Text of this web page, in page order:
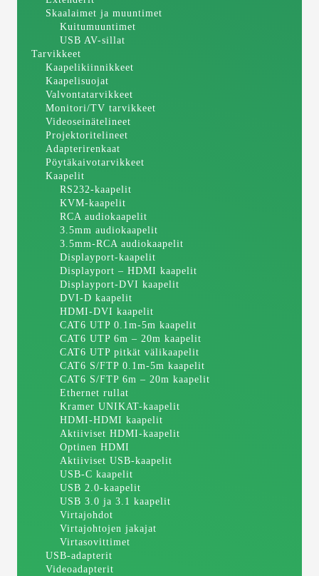
Skaalaimet ja muuntimet
Kuitumuuntimet
USB AV-sillat
Tarvikkeet
Kaapelikiinnikkeet
Kaapelisuojat
Valvontatarvikkeet
Monitori/TV tarvikkeet
Videoseinätelineet
Projektoritelineet
Adapterirenkaat
Pöytäkaivotarvikkeet
Kaapelit
RS232-kaapelit
KVM-kaapelit
RCA audiokaapelit
3.5mm audiokaapelit
3.5mm-RCA audiokaapelit
Displayport-kaapelit
Displayport – HDMI kaapelit
Displayport-DVI kaapelit
DVI-D kaapelit
HDMI-DVI kaapelit
CAT6 UTP 0.1m-5m kaapelit
CAT6 UTP 6m – 20m kaapelit
CAT6 UTP pitkät välikaapelit
CAT6 S/FTP 0.1m-5m kaapelit
CAT6 S/FTP 6m – 20m kaapelit
Ethernet rullat
Kramer UNIKAT-kaapelit
HDMI-HDMI kaapelit
Aktiiviset HDMI-kaapelit
Optinen HDMI
Aktiiviset USB-kaapelit
USB-C kaapelit
USB 2.0-kaapelit
USB 3.0 ja 3.1 kaapelit
Virtajohdot
Virtajohtojen jakajat
Virtasovittimet
USB-adapterit
Videoadapterit